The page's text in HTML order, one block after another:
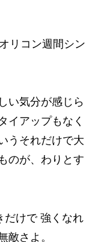
リコン週間シン
い気分が感じら
イアップもなく
うそれだけで大
のが、わりとす
だけで 強くなれ
敵さよ。